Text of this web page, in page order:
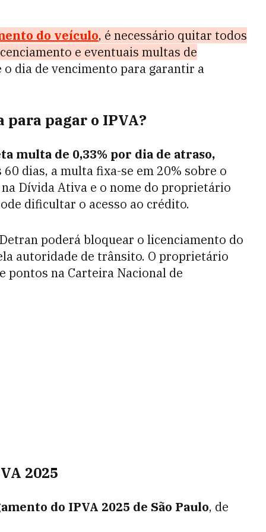
do veículo, é necessário quitar todos
e eventuais multas de
dia de vencimento para garantir a
para pagar o IPVA?
multa de 0,33% por dia de atraso,
60 dias, a multa fixa-se em 20% sobre o
Dívida Ativa e o nome do proprietário
dificultar o acesso ao crédito.
poderá bloquear o licenciamento do
autoridade de trânsito. O proprietário
pontos na Carteira Nacional de
2025
do IPVA 2025 de São Paulo, de